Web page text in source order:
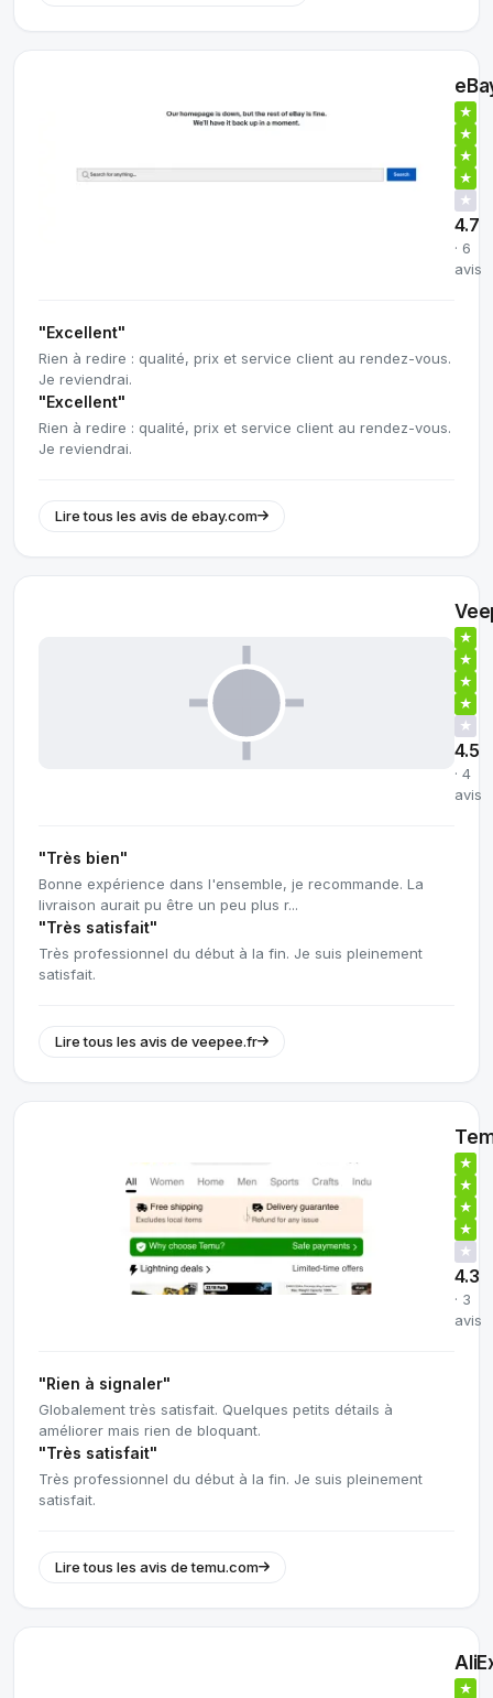
★
★
★
★
★
4.7
· 6
avis
"Excellent"
Rien à redire : qualité, prix et service client au rendez-vous.
Je reviendrai.
"Excellent"
Rien à redire : qualité, prix et service client au rendez-vous.
Je reviendrai.
Lire tous les avis de ebay.com
★
★
★
★
★
4.5
· 4
avis
"Très bien"
Bonne expérience dans l'ensemble, je recommande. La
livraison aurait pu être un peu plus r...
"Très satisfait"
Très professionnel du début à la fin. Je suis pleinement
satisfait.
Lire tous les avis de veepee.fr
★
★
★
★
★
4.3
· 3
avis
"Rien à signaler"
Globalement très satisfait. Quelques petits détails à
améliorer mais rien de bloquant.
"Très satisfait"
Très professionnel du début à la fin. Je suis pleinement
satisfait.
Lire tous les avis de temu.com
★